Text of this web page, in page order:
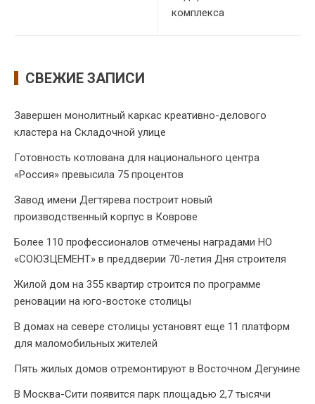
комплекса
СВЕЖИЕ ЗАПИСИ
Завершен монолитный каркас креативно-делового
кластера на Складочной улице
Готовность котлована для национального центра
«Россия» превысила 75 процентов
Завод имени Дегтярева построит новый
производственный корпус в Коврове
Более 110 профессионалов отмечены наградами НО
«СОЮЗЦЕМЕНТ» в преддверии 70-летия Дня строителя
Жилой дом на 355 квартир строится по программе
реновации на юго-востоке столицы
В домах на севере столицы установят еще 11 платформ
для маломобильных жителей
Пять жилых домов отремонтируют в Восточном Дегунине
В Москва-Сити появится парк площадью 2,7 тысячи